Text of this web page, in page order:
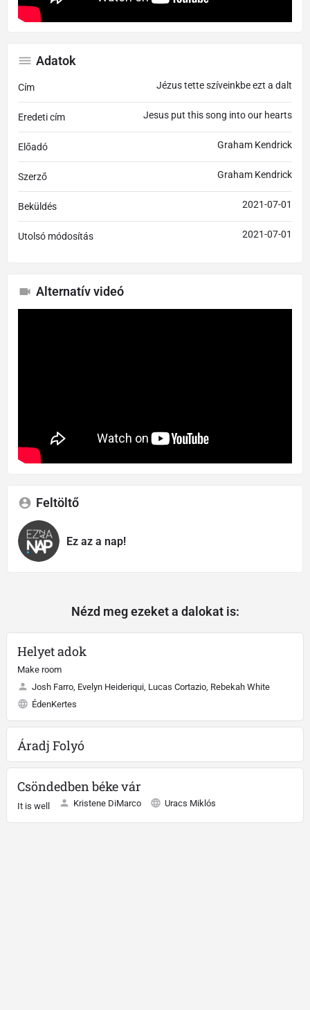
Adatok
Cím Jézus tette szíveinkbe ezt a dalt
Eredeti cím Jesus put this song into our hearts
Előadó Graham Kendrick
Szerző Graham Kendrick
Beküldés 2021-07-01
Utolsó módosítás 2021-07-01
Alternatív videó
Feltöltő
Ez az a nap!
Nézd meg ezeket a dalokat is:
Helyet adok
Make room
Josh Farro, Evelyn Heideriqui, Lucas Cortazio, Rebekah White
ÉdenKertes
Áradj Folyó
Csöndedben béke vár
It is well Kristene DiMarco Uracs Miklós